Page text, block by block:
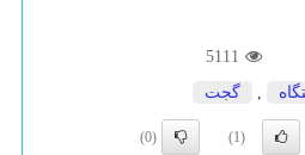
5111
, گجت
(1)
(0)